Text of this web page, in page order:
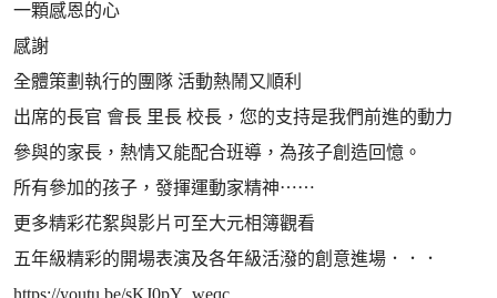
一顆感恩的心
感謝
全體策劃執行的團隊 活動熱鬧又順利
出席的長官 會長 里長 校長，您的支持是我們前進的動力
參與的家長，熱情又能配合班導，為孩子創造回憶。
所有參加的孩子，發揮運動家精神⋯⋯
更多精彩花絮與影片可至大元相簿觀看
五年級精彩的開場表演及各年級活潑的創意進場．．．
https://youtu.be/sKJ0pY_weqc